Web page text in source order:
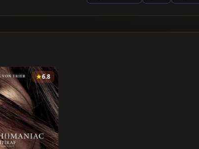
6.8